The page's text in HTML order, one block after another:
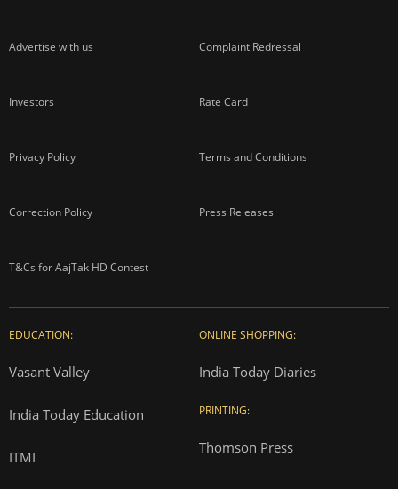
Advertise with us Complaint Redressal
Investors Rate Card
Privacy Policy Terms and Conditions
Correction Policy Press Releases
T&Cs for AajTak HD Contest
EDUCATION:
Vasant Valley
India Today Education
ITMI
ONLINE SHOPPING:
India Today Diaries
PRINTING:
Thomson Press